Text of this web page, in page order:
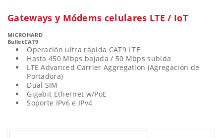
Gateways y Módems celulares LTE / IoT
MICROHARD
BulletCAT9
Operación ultra rápida CAT9 LTE
Hasta 450 Mbps bajada / 50 Mbps subida
LTE Advanced Carrier Aggregation (Agregación de
Portadora)
Dual SIM
Gigabit Ethernet w/PoE
Soporte IPv6 e IPv4